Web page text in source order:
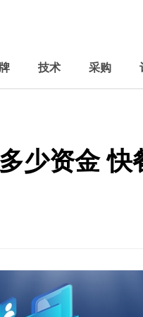
技术 采购
少资金